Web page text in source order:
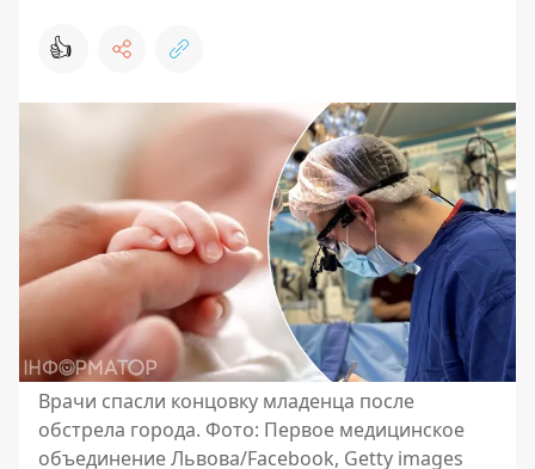
👍
Врачи спасли концовку младенца после
обстрела города. Фото: Первое медицинское
объединение Львова/Facebook, Getty images